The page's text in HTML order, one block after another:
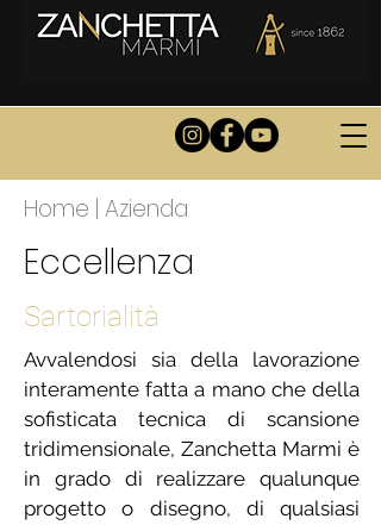
Home | Azienda
Eccellenza
Sartorialità
Avvalendosi sia della lavorazione
interamente fatta a mano che della
sofisticata tecnica di scansione
tridimensionale, Zanchetta Marmi è
in grado di realizzare qualunque
progetto o disegno, di qualsiasi